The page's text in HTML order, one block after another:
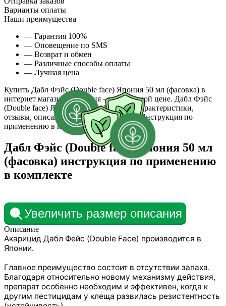
Варианты оплаты
Наши преимущества
— Гарантия 100%
— Оповещение по SMS
— Возврат и обмен
— Различные способы оплаты
— Лучшая цена
Купить Дабл Фэйс (Double face) Япония 50 мл (фасовка) в
интернет магазине ГровЛия - по выгодной цене. Дабл Фэйс
(Double face) Япония 50 мл (фасовка): характеристики,
отзывы, описание, обзор, фотографии. Инструкция по
применению в комплекте.
Дабл Фэйс (Double face) Япония 50 мл
(фасовка) инструкция по применению
в комплекте
Увеличить размер описания
Описание
Акарицид Дабл Фейс (Double Face) производится в
Японии.
Главное преимущество состоит в отсутствии запаха.
Благодаря относительно новому механизму действия,
препарат особенно необходим и эффективен, когда к
другим пестицидам у клеща развилась резистентность